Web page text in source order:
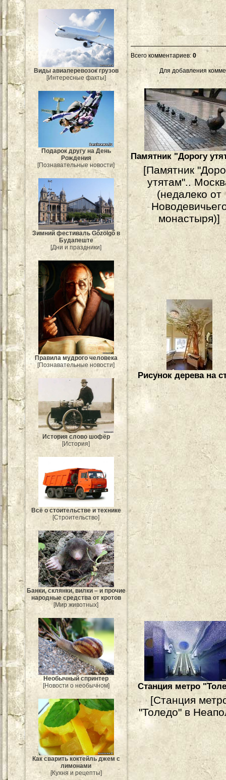
Виды авиаперевозок грузов
[Интересные факты]
Подарок другу на День
Рождения
[Познавательные новости]
Зимний фестиваль Gőzölgő в
Будапеште
[Дни и праздники]
Правила мудрого человека
[Познавательные новости]
История слово шофёр
[История]
Всё о стоительстве и технике
[Строительство]
Банки, склянки, вилки – и прочие
народные средства от кротов
[Мир животных]
Необычный спринтер
[Новости о необычном]
Как сварить коктейль джем с
лимонами
[Кухня и рецепты]
Всего комментариев: 0
Для добавления
Памятник "Дорогу
[Памятник
утятам"..
(недалеко от
монастыря)]
Рисунок дерева на
Станция метро
[Станция
"Толедо" в